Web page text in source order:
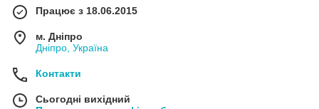
Працює з 18.06.2015
м. Дніпро
Дніпро, Україна
Контакти
Сьогодні вихідний